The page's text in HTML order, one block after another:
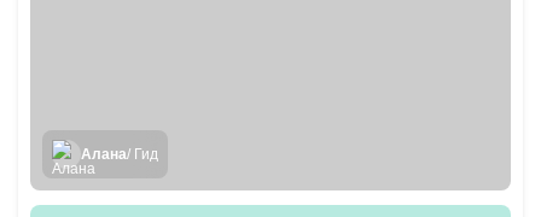
Алана/ Гид